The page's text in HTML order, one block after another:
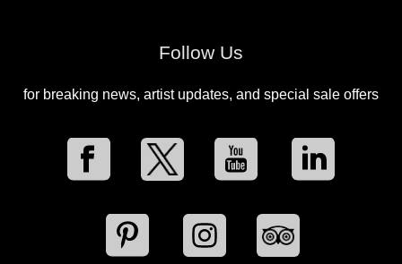
Follow Us
for breaking news, artist updates, and special sale offers